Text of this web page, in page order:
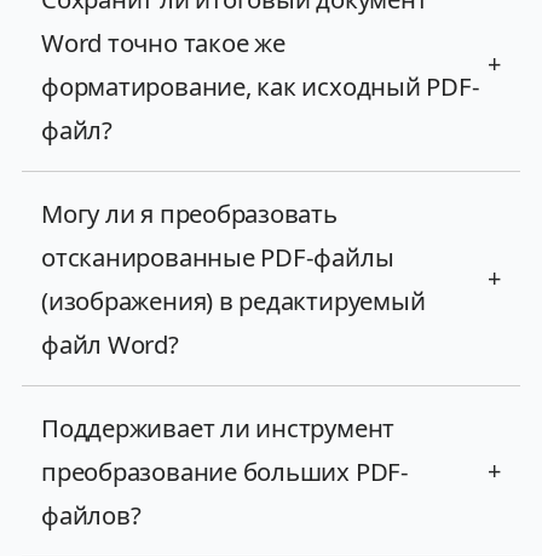
Word точно такое же
форматирование, как исходный PDF-
файл?
+
Могу ли я преобразовать
отсканированные PDF-файлы
(изображения) в редактируемый
файл Word?
+
Поддерживает ли инструмент
преобразование больших PDF-
файлов?
+